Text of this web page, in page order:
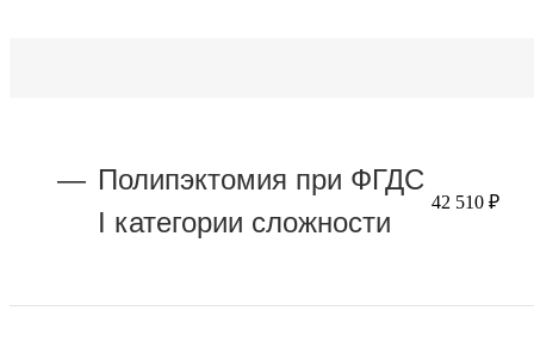
Полипэктомия при ФГДС
I категории сложности
42 510 ₽